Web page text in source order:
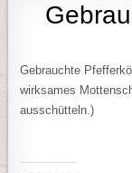
Gebrauchte
wirksames
ausschütteln.)